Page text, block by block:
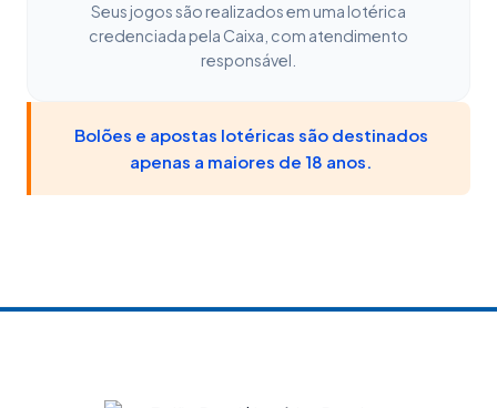
Seus jogos são realizados em uma lotérica
credenciada pela Caixa, com atendimento
responsável.
Bolões e apostas lotéricas são destinados
apenas a maiores de 18 anos.